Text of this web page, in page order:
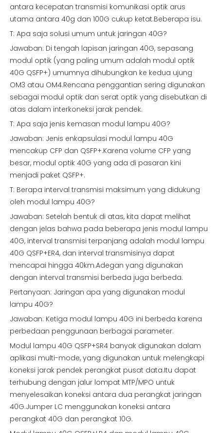
antara kecepatan transmisi komunikasi optik arus
utama antara 40g dan 100G cukup ketat.Beberapa isu.
T: Apa saja solusi umum untuk jaringan 40G?
Jawaban: Di tengah lapisan jaringan 40G, sepasang
modul optik (yang paling umum adalah modul optik
40G QSFP+) umumnya dihubungkan ke kedua ujung
OM3 atau OM4.Rencana penggantian sering digunakan
sebagai modul optik dan serat optik yang disebutkan di
atas dalam interkoneksi jarak pendek.
T: Apa saja jenis kemasan modul lampu 40G?
Jawaban: Jenis enkapsulasi modul lampu 40G
mencakup CFP dan QSFP+.Karena volume CFP yang
besar, modul optik 40G yang ada di pasaran kini
menjadi paket QSFP+.
T: Berapa interval transmisi maksimum yang didukung
oleh modul lampu 40G?
Jawaban: Setelah bentuk di atas, kita dapat melihat
dengan jelas bahwa pada beberapa jenis modul lampu
40G, interval transmisi terpanjang adalah modul lampu
40G QSFP+ER4, dan interval transmisinya dapat
mencapai hingga 40km.Adegan yang digunakan
dengan interval transmisi berbeda juga berbeda.
Pertanyaan: Jaringan apa yang digunakan modul
lampu 40G?
Jawaban: Ketiga modul lampu 40G ini berbeda karena
perbedaan penggunaan berbagai parameter.
Modul lampu 40G QSFP+SR4 banyak digunakan dalam
aplikasi multi-mode, yang digunakan untuk melengkapi
koneksi jarak pendek perangkat pusat data.Itu dapat
terhubung dengan jalur lompat MTP/MPO untuk
menyelesaikan koneksi antara dua perangkat jaringan
40G.Jumper LC menggunakan koneksi antara
perangkat 40G dan perangkat 10G.